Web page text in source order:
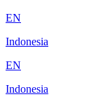
EN
Indonesia
EN
Indonesia